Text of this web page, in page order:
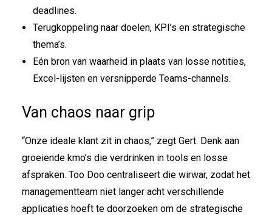
deadlines.
Terugkoppeling naar doelen, KPI’s en strategische
thema’s.
Eén bron van waarheid in plaats van losse notities,
Excel-lijsten en versnipperde Teams-channels.
Van chaos naar grip
“Onze ideale klant zit in chaos,” zegt Gert. Denk aan
groeiende kmo’s die verdrinken in tools en losse
afspraken. Too Doo centraliseert die wirwar, zodat het
managementteam niet langer acht verschillende
applicaties hoeft te doorzoeken om de strategische